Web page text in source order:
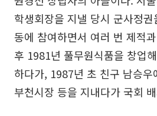
학생회장을 지낼 당시 군사정
동에 참여하면서 여러 번 제적
후 1981년 풀무원식품을 창업
하다가, 1987년 초 친구 남승우
부천시장 등을 지내다가 국회